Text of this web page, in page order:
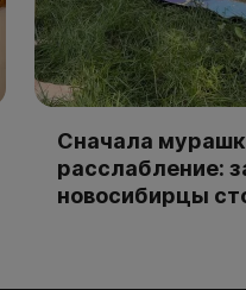
Сначала
расслабление:
новосибирцы